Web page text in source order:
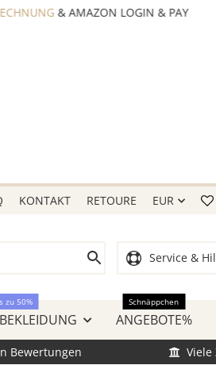
KONTAKT RETOURE EUR
Service &
zu 50%
ANGEBOTE%
Schnäppchen
Bewertungen Viele